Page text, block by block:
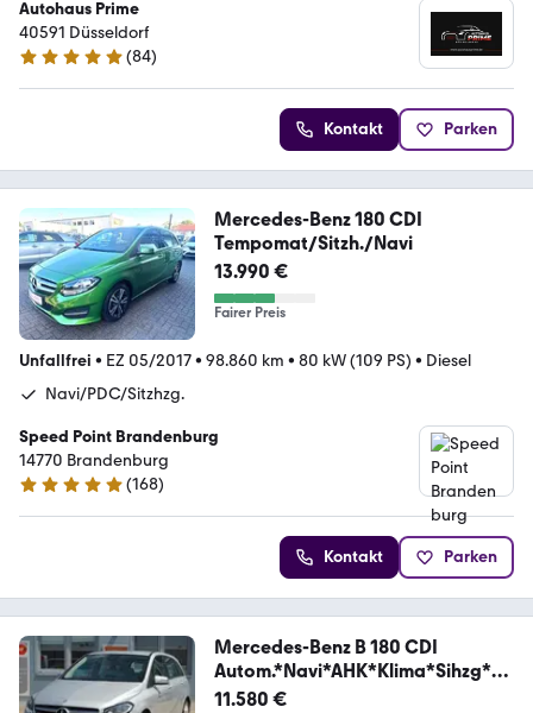
Autohaus Prime
40591 Düsseldorf
4.9 Sterne
(84)
Kontakt Parken
Mercedes-Benz 180 CDI
Tempomat/Sitzh./Navi
13.990 €
Fairer Preis
Unfallfrei • EZ 05/2017• 98.860 km • 80 kW (109 PS) • Diesel
Navi/PDC/Sitzhzg.
Speed Point Brandenburg
14770 Brandenburg
4.9 Sterne
(168)
Kontakt Parken
Mercedes-Benz B 180 CDI
Autom.*Navi*AHK*Klima*Sihzg*P
DC*
11.580 €